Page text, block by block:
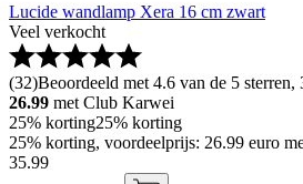
Lucide wandlamp Xera 16 cm zwart
Veel verkocht
(32)Beoordeeld met 4.6 van de 5
26.99 met Club Karwei
25% korting25% korting
25% korting, voordeelprijs: 26.99 euro
35.99